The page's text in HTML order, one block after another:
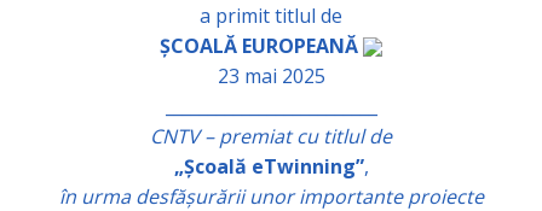
a primit titlul de
ȘCOALĂ EUROPEANĂ
23 mai 2025
CNTV – premiat cu titlul de
„Școală eTwinning”,
în urma desfășurării unor importante proiecte